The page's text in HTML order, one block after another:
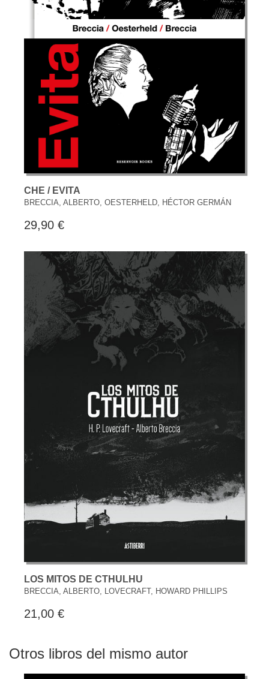
CHE / EVITA
BRECCIA, ALBERTO, OESTERHELD, HÉCTOR GERMÁN
29,90 €
LOS MITOS DE CTHULHU
BRECCIA, ALBERTO, LOVECRAFT, HOWARD PHILLIPS
21,00 €
Otros libros del mismo autor